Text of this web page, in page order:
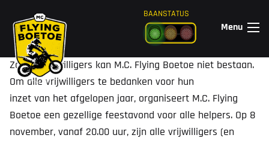
BAANSTATUS
Menu
Zonder vrijwilligers kan M.C. Flying Boetoe niet bestaan.
Om alle vrijwilligers te bedanken voor hun
inzet van het afgelopen jaar, organiseert M.C. Flying
Boetoe een gezellige feestavond voor alle helpers. Op 8
november, vanaf 20.00 uur, zijn alle vrijwilligers (en